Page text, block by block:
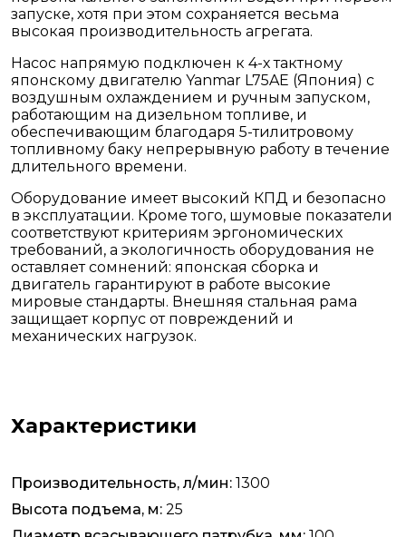
запуске, хотя при этом сохраняется весьма
высокая производительность агрегата.
Насос напрямую подключен к 4-х тактному
японскому двигателю Yanmar L75AE (Япония) с
воздушным охлаждением и ручным запуском,
работающим на дизельном топливе, и
обеспечивающим благодаря 5-тилитровому
топливному баку непрерывную работу в течение
длительного времени.
Оборудование имеет высокий КПД и безопасно
в эксплуатации. Кроме того, шумовые показатели
соответствуют критериям эргономических
требований, а экологичность оборудования не
оставляет сомнений: японская сборка и
двигатель гарантируют в работе высокие
мировые стандарты. Внешняя стальная рама
защищает корпус от повреждений и
механических нагрузок.
Характеристики
Производительность, л/мин: 1300
Высота подъема, м: 25